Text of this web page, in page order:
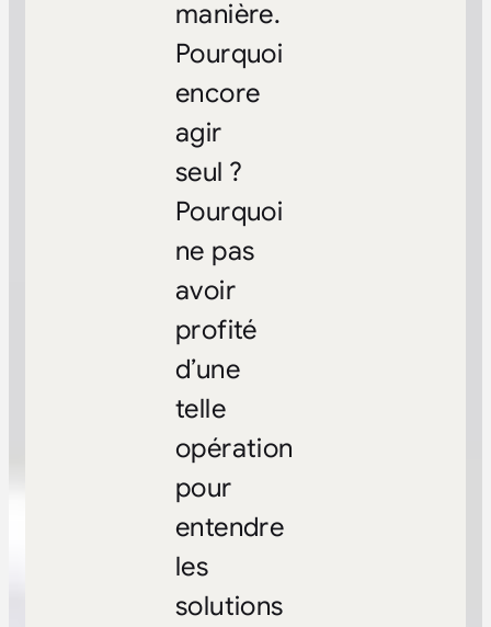
manière.
Pourquoi
encore
agir
seul ?
Pourquoi
ne pas
avoir
profité
d’une
telle
opération
pour
entendre
les
solutions